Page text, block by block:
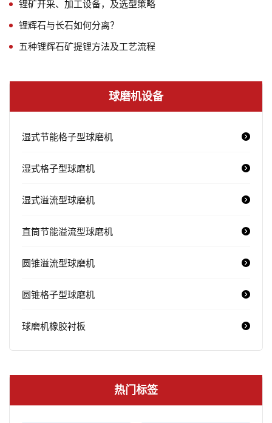
锂矿开采、加工设备，及选型策略
锂辉石与长石如何分离？
五种锂辉石矿提锂方法及工艺流程
球磨机设备
湿式节能格子型球磨机
湿式格子型球磨机
湿式溢流型球磨机
直筒节能溢流型球磨机
圆锥溢流型球磨机
圆锥格子型球磨机
球磨机橡胶衬板
热门标签